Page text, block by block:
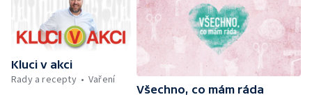
Vyhodnocení divácké soutěže — Práce
záchranářů v létě
Kluci v akci
Rady a recepty
Vaření
Všechno, co mám ráda